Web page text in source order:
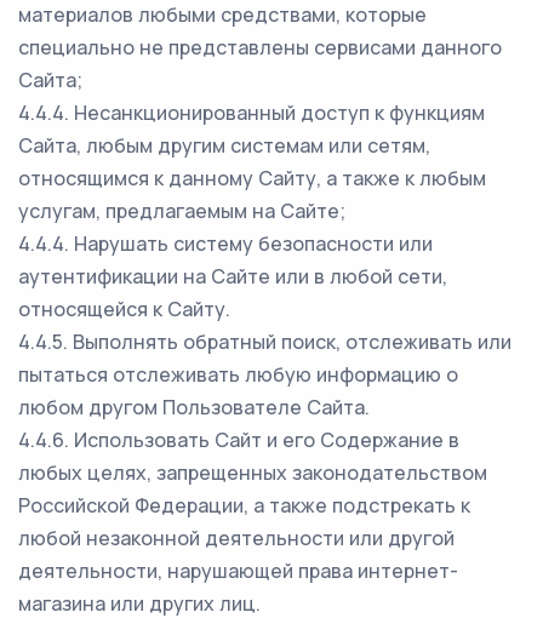
материалов любыми средствами, которые
специально не представлены сервисами данного
Сайта;
4.4.4. Несанкционированный доступ к функциям
Сайта, любым другим системам или сетям,
относящимся к данному Сайту, а также к любым
услугам, предлагаемым на Сайте;
4.4.4. Нарушать систему безопасности или
аутентификации на Сайте или в любой сети,
относящейся к Сайту.
4.4.5. Выполнять обратный поиск, отслеживать или
пытаться отслеживать любую информацию о
любом другом Пользователе Сайта.
4.4.6. Использовать Сайт и его Содержание в
любых целях, запрещенных законодательством
Российской Федерации, а также подстрекать к
любой незаконной деятельности или другой
деятельности, нарушающей права интернет-
магазина или других лиц.